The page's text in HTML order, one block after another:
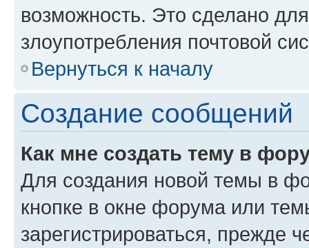
возможность. Это сделано
злоупотребления почтовой
Вернуться к началу
Создание сообщений
Как мне создать тему в
Для создания новой темы в
кнопке в окне форума или
зарегистрироваться, прежде